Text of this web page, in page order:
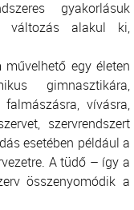
gyakorlásuk
változás alakul ki,
egy életen
gimnasztikára,
falmászásra, vívásra,
szervrendszert
esetében például a
A tüdő – így a
összenyomódik a